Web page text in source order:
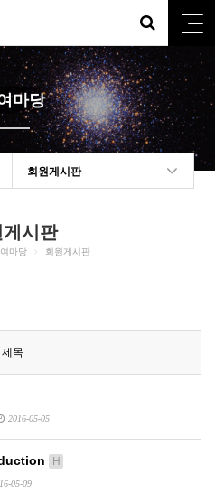
마당
회원게시판
게시판
마당 회원게시판
제목
2016-05-05
H
05-09